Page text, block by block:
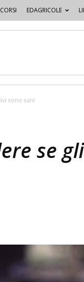
CORSI EDAGRICOLE
sono sani
se